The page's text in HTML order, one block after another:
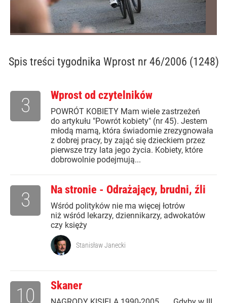
Spis treści tygodnika Wprost nr 46/2006 (1248)
Wprost od czytelników
POWRÓT KOBIETY Mam wiele zastrzeżeń
do artykułu "Powrót kobiety" (nr 45). Jestem
młodą mamą, która świadomie zrezygnowała
z dobrej pracy, by zająć się dzieckiem przez
pierwsze trzy lata jego życia. Kobiety, które
dobrowolnie podejmują...
3
Na stronie - Odrażający, brudni, źli
Wśród polityków nie ma więcej łotrów
niż wśród lekarzy, dziennikarzy, adwokatów
czy księży
3
Stanisław Janecki
Skaner
10